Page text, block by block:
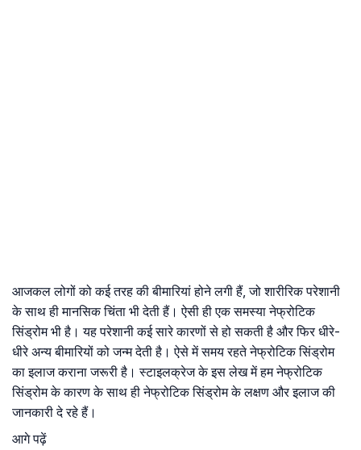
आजकल लोगों को कई तरह की बीमारियां होने लगी हैं, जो शारीरिक परेशानी
के साथ ही मानसिक चिंता भी देती हैं। ऐसी ही एक समस्या नेफ्रोटिक
सिंड्रोम भी है। यह परेशानी कई सारे कारणों से हो सकती है और फिर धीरे-
धीरे अन्य बीमारियों को जन्म देती है। ऐसे में समय रहते नेफ्रोटिक सिंड्रोम
का इलाज कराना जरूरी है। स्टाइलक्रेज के इस लेख में हम नेफ्रोटिक
सिंड्रोम के कारण के साथ ही नेफ्रोटिक सिंड्रोम के लक्षण और इलाज की
जानकारी दे रहे हैं।
आगे पढ़ें